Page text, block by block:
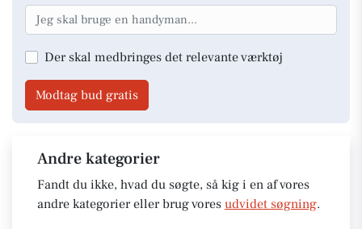
Der skal medbringes det relevante værktøj
Modtag bud gratis
Andre kategorier
Fandt du ikke, hvad du søgte, så kig i en af vores
andre kategorier eller brug vores udvidet søgning.